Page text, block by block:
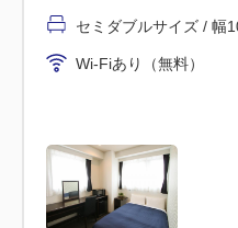
※清掃希望のお客様は午
ゴミ袋に関しましては、
出しください。スタッ
※お部屋内に置かれてい
で、ご了承ください。
セミダブルサイズ / 幅
Wi-Fiあり（無料）